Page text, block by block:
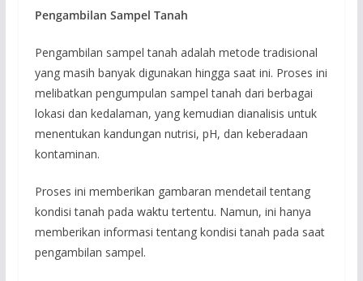
Pengambilan Sampel Tanah
Pengambilan sampel tanah adalah metode tradisional
yang masih banyak digunakan hingga saat ini. Proses ini
melibatkan pengumpulan sampel tanah dari berbagai
lokasi dan kedalaman, yang kemudian dianalisis untuk
menentukan kandungan nutrisi, pH, dan keberadaan
kontaminan.
Proses ini memberikan gambaran mendetail tentang
kondisi tanah pada waktu tertentu. Namun, ini hanya
memberikan informasi tentang kondisi tanah pada saat
pengambilan sampel.